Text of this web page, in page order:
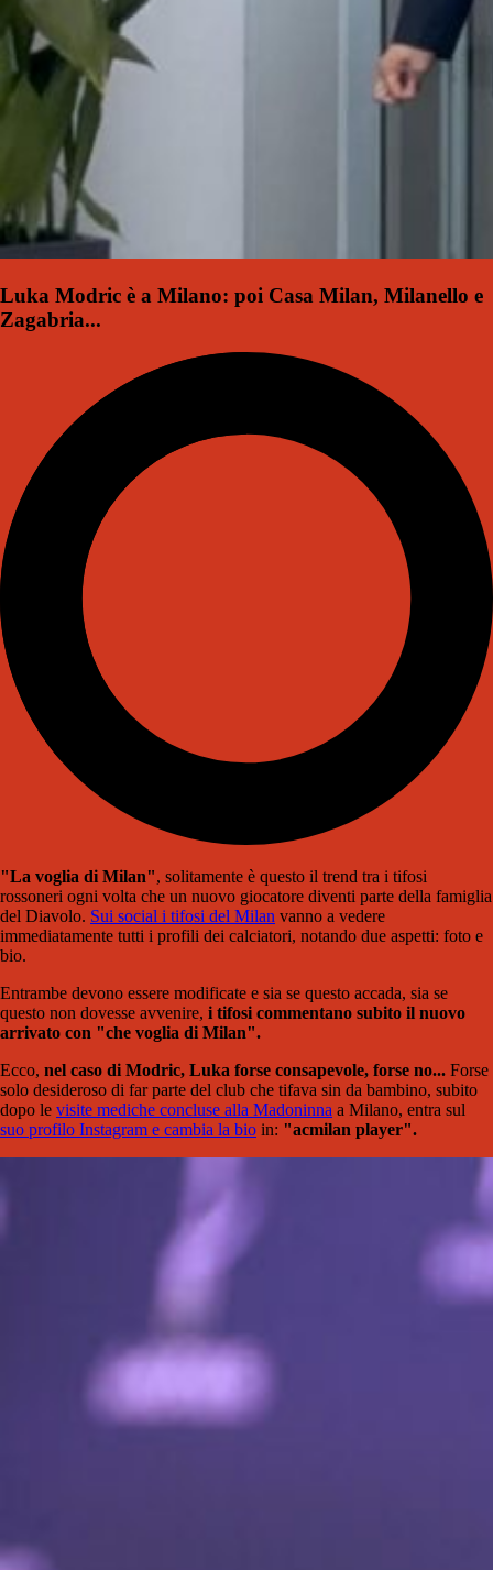
Luka Modric è a Milano: poi Casa Milan, Milanello e
Zagabria...
"La voglia di Milan", solitamente è questo il trend tra i tifosi
rossoneri ogni volta che un nuovo giocatore diventi parte della famiglia
del Diavolo. Sui social i tifosi del Milan vanno a vedere
immediatamente tutti i profili dei calciatori, notando due aspetti: foto e
bio.
Entrambe devono essere modificate e sia se questo accada, sia se
questo non dovesse avvenire, i tifosi commentano subito il nuovo
arrivato con "che voglia di Milan".
Ecco, nel caso di Modric, Luka forse consapevole, forse no... Forse
solo desideroso di far parte del club che tifava sin da bambino, subito
dopo le visite mediche concluse alla Madoninna a Milano, entra sul
suo profilo Instagram e cambia la bio in: "acmilan player".